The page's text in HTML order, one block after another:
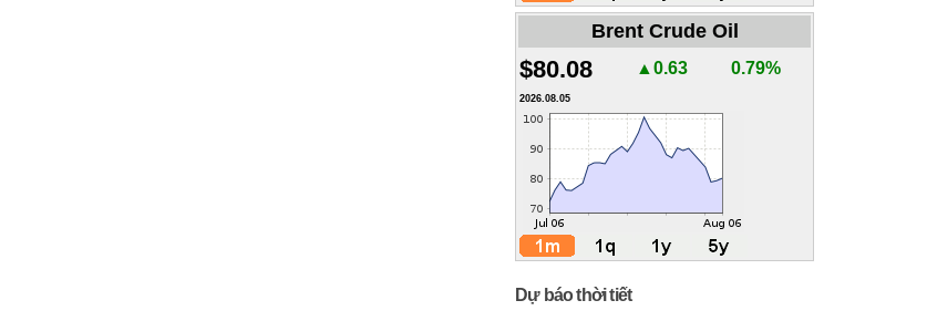
Brent Crude Oil
$80.08 ▲0.63 0.79%
2026.08.05
Dự báo thời tiết